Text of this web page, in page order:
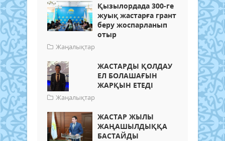
Қызылордада 300-ге
жуық жастарға грант
беру жоспарланып
отыр
Жаңалықтар
ЖАСТАРДЫ ҚОЛДАУ
ЕЛ БОЛАШАҒЫН
ЖАРҚЫН ЕТЕДІ
Жаңалықтар
ЖАСТАР ЖЫЛЫ
ЖАҢАШЫЛДЫҚҚА
БАСТАЙДЫ